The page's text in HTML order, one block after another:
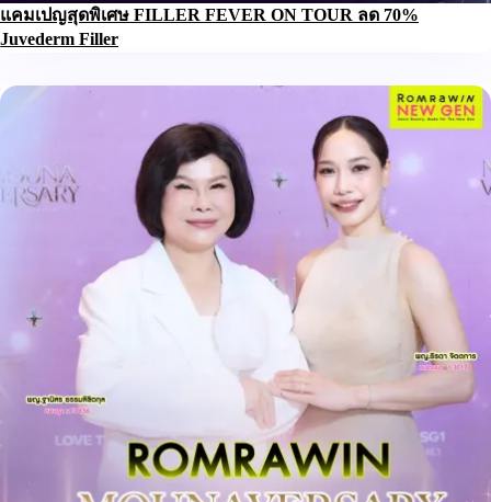
แคมเปญสุดพิเศษ FILLER FEVER ON TOUR ลด 70%
Juvederm Filler